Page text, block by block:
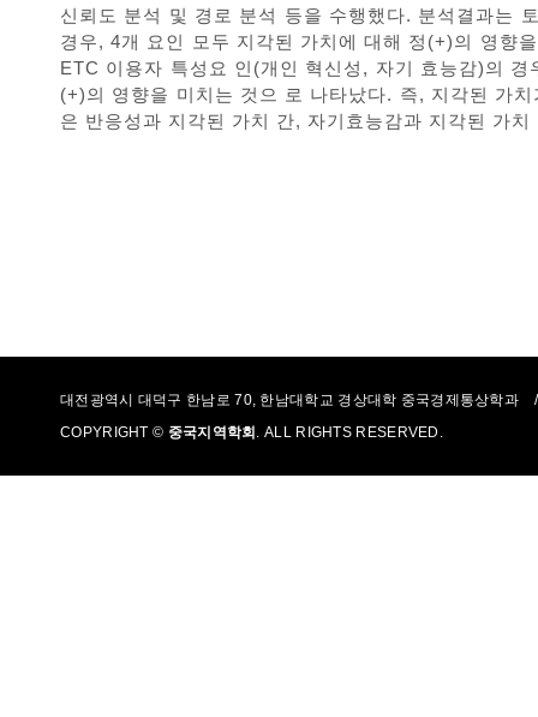
신뢰도 분석 및 경로 분석 등을 수행했다. 분석결과는
경우, 4개 요인 모두 지각된 가치에 대해 정(+)의 영향
ETC 이용자 특성요 인(개인 혁신성, 자기 효능감)의
(+)의 영향을 미치는 것으 로 나타났다. 즉, 지각된 가
은 반응성과 지각된 가치 간, 자기효능감과 지각된 가
대전광역시 대덕구 한남로 70, 한남대학교 경상대학 중국경제통
COPYRIGHT © 중국지역학회 . ALL RIGHTS RESERVED.